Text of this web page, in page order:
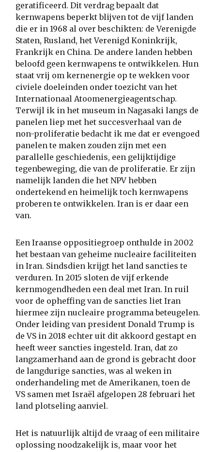
geratificeerd. Dit verdrag bepaalt dat
kernwapens beperkt blijven tot de vijf landen
die er in 1968 al over beschikten: de Verenigde
Staten, Rusland, het Verenigd Koninkrijk,
Frankrijk en China. De andere landen hebben
beloofd geen kernwapens te ontwikkelen. Hun
staat vrij om kernenergie op te wekken voor
civiele doeleinden onder toezicht van het
Internationaal Atoomenergieagentschap.
Terwijl ik in het museum in Nagasaki langs de
panelen liep met het succesverhaal van de
non-proliferatie bedacht ik me dat er evengoed
panelen te maken zouden zijn met een
parallelle geschiedenis, een gelijktijdige
tegenbeweging, die van de proliferatie. Er zijn
namelijk landen die het NPV hebben
ondertekend en heimelijk toch kernwapens
proberen te ontwikkelen. Iran is er daar een
van.
Een Iraanse oppositiegroep onthulde in 2002
het bestaan van geheime nucleaire faciliteiten
in Iran. Sindsdien krijgt het land sancties te
verduren. In 2015 sloten de vijf erkende
kernmogendheden een deal met Iran. In ruil
voor de opheffing van de sancties liet Iran
hiermee zijn nucleaire programma beteugelen.
Onder leiding van president Donald Trump is
de VS in 2018 echter uit dit akkoord gestapt en
heeft weer sancties ingesteld. Iran, dat zo
langzamerhand aan de grond is gebracht door
de langdurige sancties, was al weken in
onderhandeling met de Amerikanen, toen de
VS samen met Israël afgelopen 28 februari het
land plotseling aanviel.
Het is natuurlijk altijd de vraag of een militaire
oplossing noodzakelijk is, maar voor het